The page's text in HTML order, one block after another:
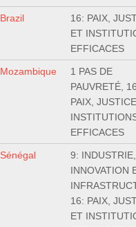
Brazil
16: PAIX,
ET
EFFICACES
Mozambique
1 PAS DE
PAUVRETÉ,
PAIX,
EFFICACES
Sénégal
9: INDUSTRIE,
INNOVATION
16: PAIX,
ET